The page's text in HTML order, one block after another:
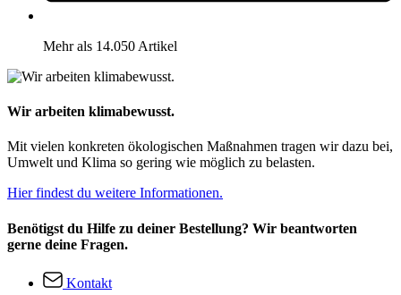
Mehr als 14.050 Artikel
Wir arbeiten klimabewusst.
Mit vielen konkreten ökologischen Maßnahmen tragen wir dazu bei,
Umwelt und Klima so gering wie möglich zu belasten.
Hier findest du weitere Informationen.
Benötigst du Hilfe zu deiner Bestellung? Wir beantworten
gerne deine Fragen.
Kontakt